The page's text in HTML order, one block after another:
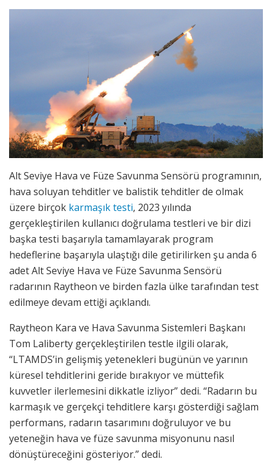
Alt Seviye Hava ve Füze Savunma Sensörü programının,
hava soluyan tehditler ve balistik tehditler de olmak
üzere birçok karmaşık testi, 2023 yılında
gerçekleştirilen kullanıcı doğrulama testleri ve bir dizi
başka testi başarıyla tamamlayarak program
hedeflerine başarıyla ulaştığı dile getirilirken şu anda 6
adet Alt Seviye Hava ve Füze Savunma Sensörü
radarının Raytheon ve birden fazla ülke tarafından test
edilmeye devam ettiği açıklandı.
Raytheon Kara ve Hava Savunma Sistemleri Başkanı
Tom Laliberty gerçekleştirilen testle ilgili olarak,
“LTAMDS’in gelişmiş yetenekleri bugünün ve yarının
küresel tehditlerini geride bırakıyor ve müttefik
kuvvetler ilerlemesini dikkatle izliyor” dedi. “Radarın bu
karmaşık ve gerçekçi tehditlere karşı gösterdiği sağlam
performans, radarın tasarımını doğruluyor ve bu
yeteneğin hava ve füze savunma misyonunu nasıl
dönüştüreceğini gösteriyor.” dedi.